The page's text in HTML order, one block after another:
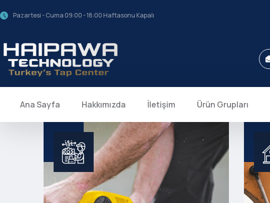
Pazartesi - Cuma 09:00 - 18:00 Haftasonu Kapalı
Ana Sayfa Hakkımızda İletişim Ürün Grupları